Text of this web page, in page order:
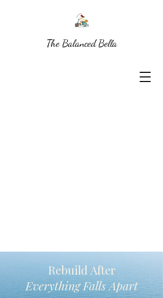
Rebuild After
Everything Falls Apart
The Balanced Bella